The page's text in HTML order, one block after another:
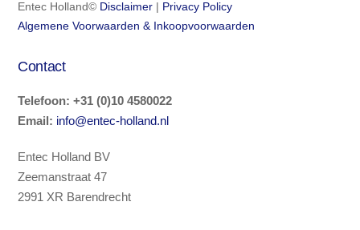
Entec Holland© Disclaimer
Privacy Policy
Algemene Voorwaarden & Inkoopvoorwaarden
Contact
Telefoon: +31 (0)10 4580022
Email: info@entec-holland.nl
Entec Holland BV
Zeemanstraat 47
2991 XR Barendrecht